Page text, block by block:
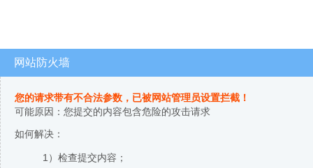
网站防火墙
您的请求带有不合法参数，已被网站管理员设置拦截！
可能原因：您提交的内容包含危险的攻击请求
如何解决：
1）检查提交内容；